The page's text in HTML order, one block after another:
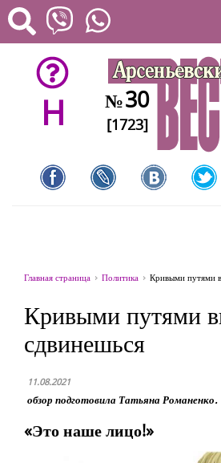
H №30
[1723]
Главная страница Политика Кривыми путями
Кривыми путями
сдвинешься
11.08.2021
обзор подготовила Татьяна Романенко.
«Это наше лицо!»